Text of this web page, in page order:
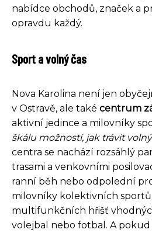
nabídce obchodů, značek a
opravdu každý.
Sport a volný čas
Nova Karolina není jen
v Ostravě, ale také centrum
aktivní jedince a milovníky
škálu možností, jak trávit
centra se nachází rozsáhlý
trasami a venkovními
ranní běh nebo odpolední
milovníky kolektivních sportů
multifunkčních hřišť
volejbal nebo fotbal. A